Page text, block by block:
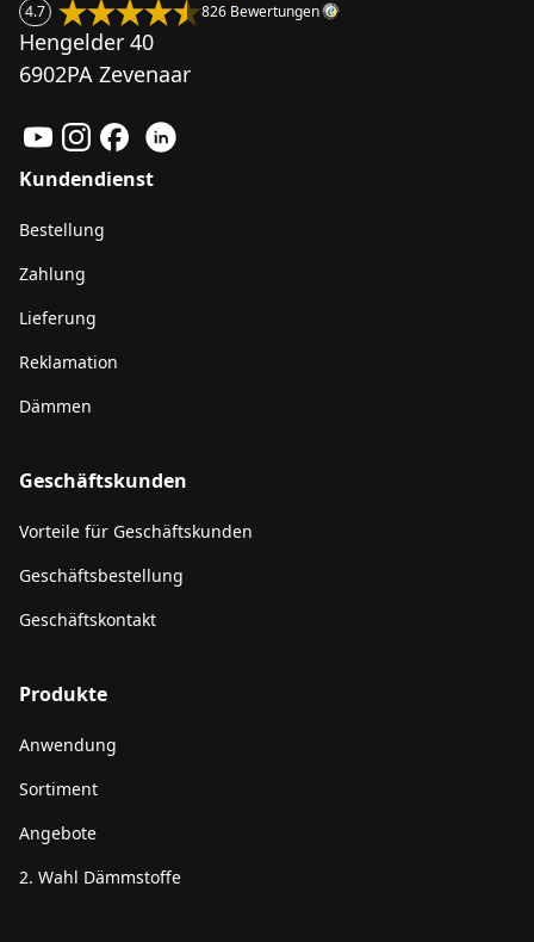
4.7 826 Bewertungen
Hengelder 40
6902PA Zevenaar
Kundendienst
Bestellung
Zahlung
Lieferung
Reklamation
Dämmen
Geschäftskunden
Vorteile für Geschäftskunden
Geschäftsbestellung
Geschäftskontakt
Produkte
Anwendung
Sortiment
Angebote
2. Wahl Dämmstoffe